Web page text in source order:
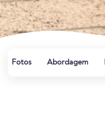
Fotos Abordagem